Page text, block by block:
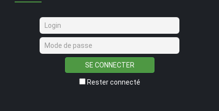
SE CONNECTER
Rester connecté